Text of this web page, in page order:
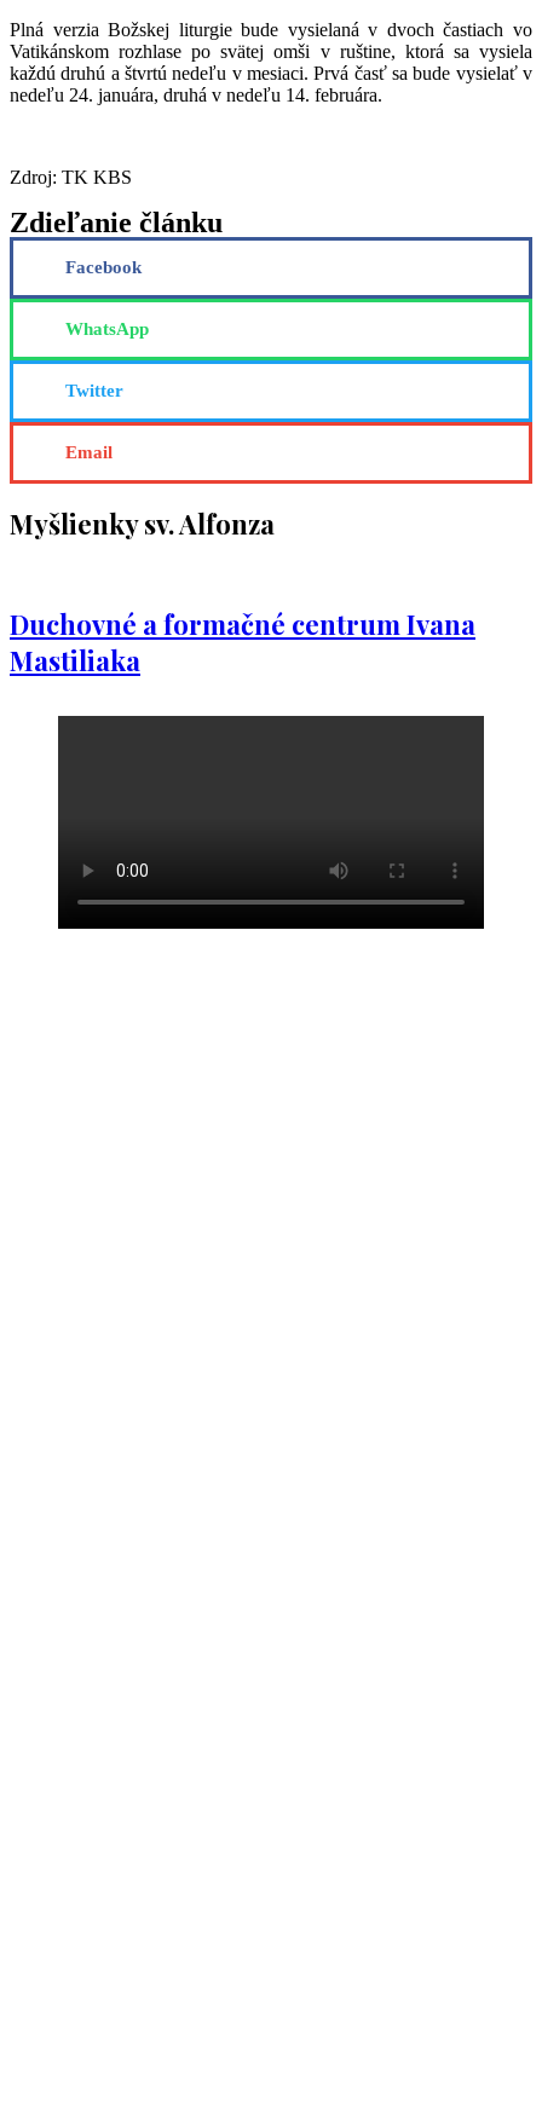
Plná verzia Božskej liturgie bude vysielaná v dvoch častiach vo
Vatikánskom rozhlase po svätej omši v ruštine, ktorá sa vysiela
každú druhú a štvrtú nedeľu v mesiaci. Prvá časť sa bude vysielať v
nedeľu 24. januára, druhá v nedeľu 14. februára.
Zdroj: TK KBS
Zdieľanie článku
Facebook
WhatsApp
Twitter
Email
Myšlienky sv. Alfonza
Duchovné a formačné centrum Ivana
Mastiliaka